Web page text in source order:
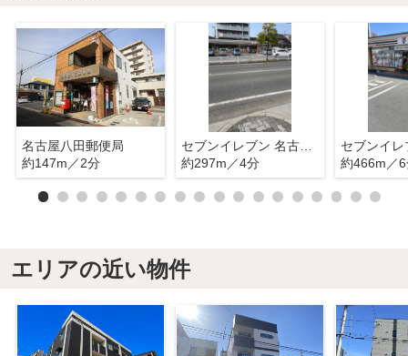
名古屋八田郵便局
約147m／2分
セブンイレブン 名古屋柳瀬町1丁目店
約297m／4分
約466m／
エリアの近い物件